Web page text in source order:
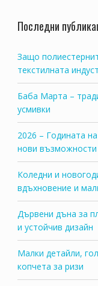
Последни
Защо
текстилната
Баба Марта –
усмивки
2026 – Годината
нови възможности
Коледни и
вдъхновение и
Дървени дъна за
и устойчив дизайн
Малки детайли,
копчета за ризи